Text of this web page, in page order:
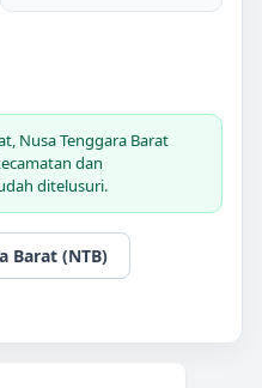
, Nusa Tenggara Barat
dan
ditelusuri.
Barat (NTB)